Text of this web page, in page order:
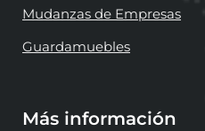
Mudanzas de Empresas
Guardamuebles
Más información